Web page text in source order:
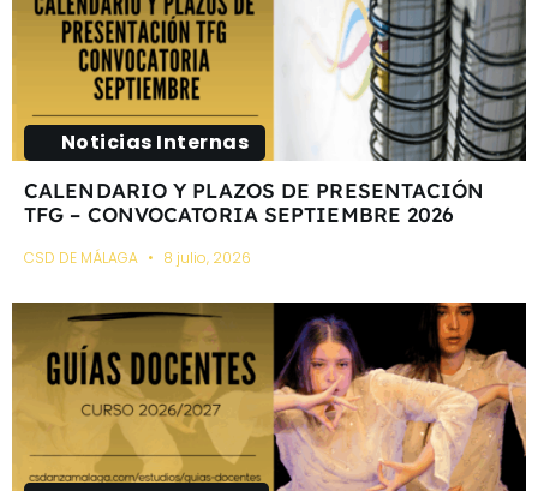
Noticias Internas
CALENDARIO Y PLAZOS DE PRESENTACIÓN
TFG – CONVOCATORIA SEPTIEMBRE 2026
CSD DE MÁLAGA 8 julio, 2026